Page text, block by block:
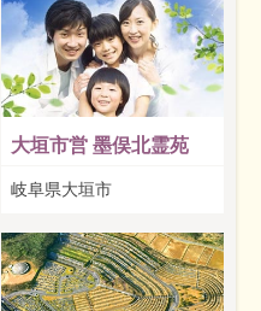
大垣市営 墨俣北霊苑
岐阜県大垣市